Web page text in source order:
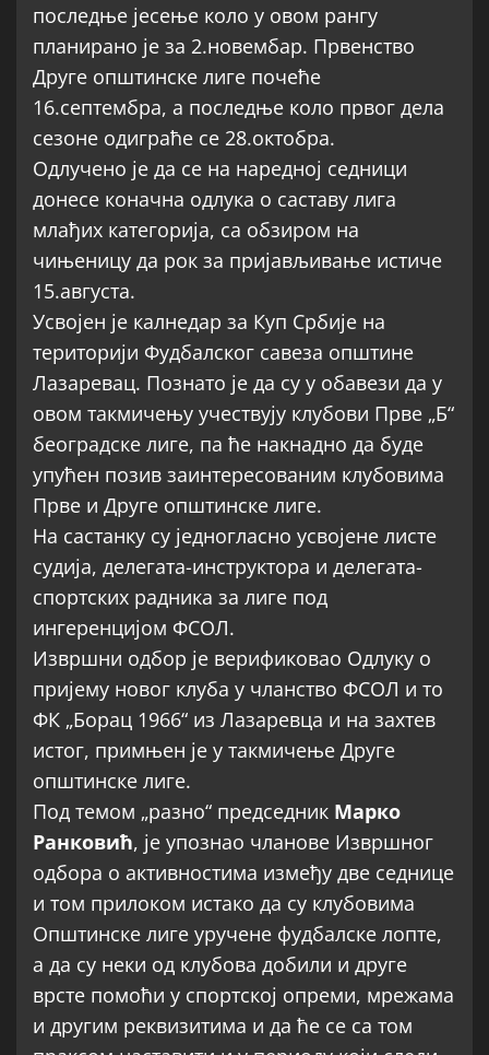
последње јесење коло у овом рангу
планирано је за 2.новембар. Првенство
Друге општинске лиге почеће
16.септембра, а последње коло првог дела
сезоне одиграће се 28.октобра.
Одлучено је да се на наредној седници
донесе коначна одлука о саставу лига
млађих категорија, са обзиром на
чињеницу да рок за пријављивање истиче
15.августа.
Усвојен је калнедар за Куп Србије на
територији Фудбалског савеза општине
Лазаревац. Познато је да су у обавези да у
овом такмичењу учествују клубови Прве „Б“
београдске лиге, па ће накнадно да буде
упућен позив заинтересованим клубовима
Прве и Друге општинске лиге.
На састанку су једногласно усвојене листе
судија, делегата-инструктора и делегата-
спортских радника за лиге под
ингеренцијом ФСОЛ.
Извршни одбор је верификовао Одлуку о
пријему новог клуба у чланство ФСОЛ и то
ФК „Борац 1966“ из Лазаревца и на захтев
истог, примњен је у такмичење Друге
општинске лиге.
Под темом „разно“ председник Марко
Ранковић, је упознао чланове Извршног
одбора о активностима између две седнице
и том прилоком истако да су клубовима
Општинске лиге уручене фудбалске лопте,
а да су неки од клубова добили и друге
врсте помоћи у спортској опреми, мрежама
и другим реквизитима и да ће се са том